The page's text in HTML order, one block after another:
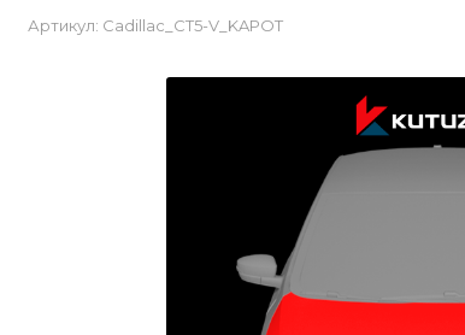
Артикул: Cadillac_CT5-V_KAPOT